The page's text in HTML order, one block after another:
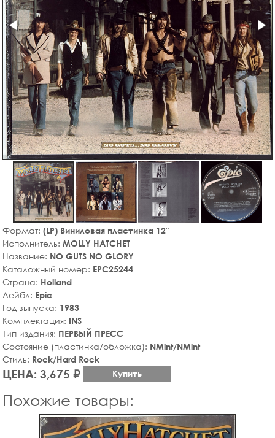
Формат: (LP) Виниловая пластинка 12"
Исполнитель: MOLLY HATCHET
Название: NO GUTS NO GLORY
Каталожный номер: EPC25244
Страна: Holland
Лейбл: Epic
Год выпуска: 1983
Комплектация: INS
Тип издания: ПЕРВЫЙ ПРЕСС
Состояние (пластинка/обложка): NMint/NMint
Стиль: Rock/Hard Rock
ЦЕНА: 3,675 ₽ Купить
Похожие товары: